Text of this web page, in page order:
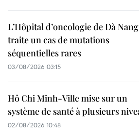
L’Hôpital d’oncologie de Dà Nang
traite un cas de mutations
séquentielles rares
03/08/2026 03:15
Hô Chi Minh-Ville mise sur un
système de santé à plusieurs
02/08/2026 10:48